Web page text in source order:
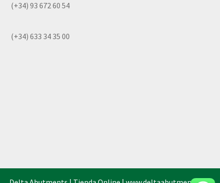
(+34) 93 672 60 54
(+34) 633 34 35 00